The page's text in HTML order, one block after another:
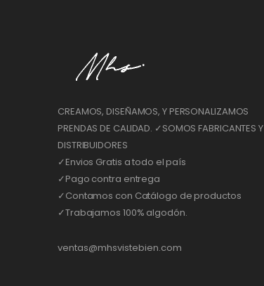
CREAMOS, DISEÑAMOS, Y PERSONALIZAMOS
PRENDAS DE CALIDAD. ✓SOMOS FABRICANTES Y
DISTRIBUIDORES
✓Envios Gratis a todo el país
✓Pago contra entrega
✓Contamos con Catálogo de productos
✓Trabajamos 100% algodón.
ventas@mhsvistebien.com